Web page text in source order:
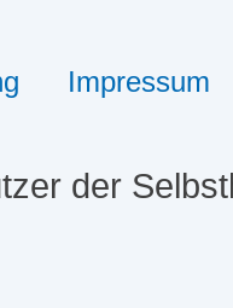
Impressum
der